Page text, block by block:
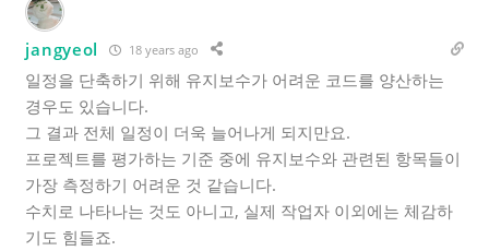
jangyeol 18 years ago
일정을 단축하기 위해 유지보수가 어려운 코드를 양산하는
경우도 있습니다.
그 결과 전체 일정이 더욱 늘어나게 되지만요.
프로젝트를 평가하는 기준 중에 유지보수와 관련된 항목들이
가장 측정하기 어려운 것 같습니다.
수치로 나타나는 것도 아니고, 실제 작업자 이외에는 체감하
기도 힘들죠.